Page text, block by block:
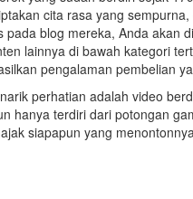
cita rasa yang
blog mereka, Anda akan
lainnya di bawah kategori
pengalaman pembelian
perhatian adalah video
hanya terdiri dari potongan
siapapun yang